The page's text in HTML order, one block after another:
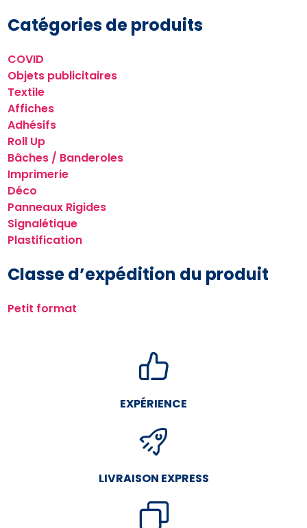
Catégories de produits
COVID
Objets publicitaires
Textile
Affiches
Adhésifs
Roll Up
Bâches / Banderoles
Imprimerie
Déco
Panneaux Rigides
Signalétique
Plastification
Classe d’expédition du produit
Petit format
EXPÉRIENCE
LIVRAISON EXPRESS